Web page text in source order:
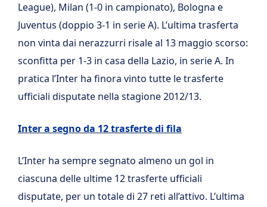
League), Milan (1-0 in campionato), Bologna e
Juventus (doppio 3-1 in serie A). L’ultima trasferta
non vinta dai nerazzurri risale al 13 maggio scorso:
sconfitta per 1-3 in casa della Lazio, in serie A. In
pratica l’Inter ha finora vinto tutte le trasferte
ufficiali disputate nella stagione 2012/13.
Inter a segno da 12 trasferte di fila
L’Inter ha sempre segnato almeno un gol in
ciascuna delle ultime 12 trasferte ufficiali
disputate, per un totale di 27 reti all’attivo. L’ultima